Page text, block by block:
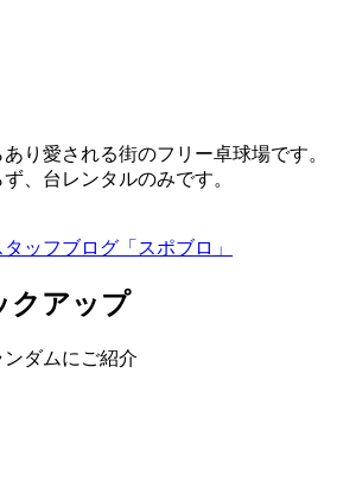
り愛される街のフリー卓球場です。
、台レンタルのみです。
クアップ
ダムにご紹介